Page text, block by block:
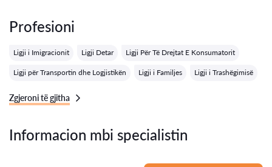
Profesioni
Ligji i Imigracionit Ligji Detar Ligji Për Të Drejtat E Konsumatorit
Ligji për Transportin dhe Logjistikën Ligji i Familjes Ligji i Trashëgimisë
Zgjeroni të gjitha
Informacion mbi specialistin